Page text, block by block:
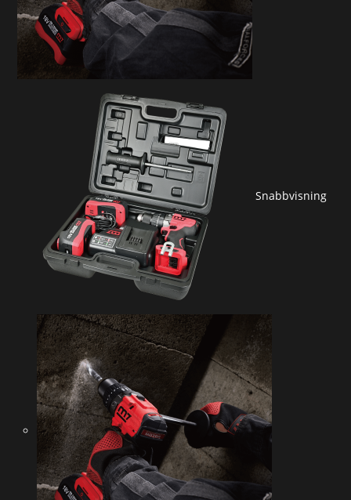
Snabbvisning